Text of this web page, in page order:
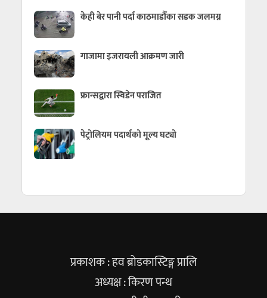
केही बेर पानी पर्दा काठमाडौँका सडक जलमग्न
गाजामा इजरायली आक्रमण जारी
फ्रान्सद्वारा स्विडेन पराजित
पेट्रोलियम पदार्थको मूल्य घट्यो
प्रकाशक : हव ब्रोडकास्टिङ्ग प्रालि
अध्यक्ष : किरण पन्थ